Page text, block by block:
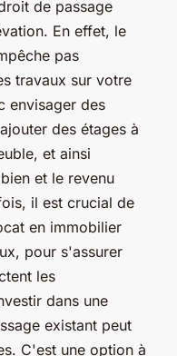
de passage
En effet, le
pas
travaux sur votre
envisager des
des étages à
et ainsi
et le revenu
il est crucial de
en immobilier
pour s'assurer
les
dans une
existant peut
C'est une option à